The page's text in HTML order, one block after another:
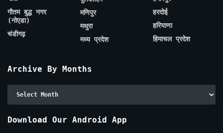
गौतम बुद्ध नगर
(नोएडा)
चंडीगढ़
मणिपुर
मथुरा
मध्य प्रदेश
हरदोई
हरियाणा
हिमाचल प्रदेश
Archive By Months
Download Our Android App